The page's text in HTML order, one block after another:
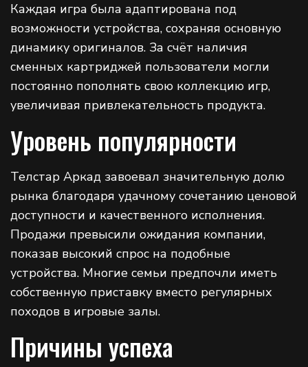
Каждая игра была адаптирована под
возможности устройства, сохраняя основную
динамику оригиналов. За счёт наличия
сменных картриджей пользователи могли
постоянно пополнять свою коллекцию игр,
увеличивая привлекательность продукта.
Уровень популярности
Телстар Аркад завоевал значительную долю
рынка благодаря удачному сочетанию ценовой
доступности и качественного исполнения.
Продажи превысили ожидания компании,
показав высокий спрос на подобные
устройства. Многие семьи предпочли иметь
собственную приставку вместо регулярных
походов в игровые залы.
Причины успеха